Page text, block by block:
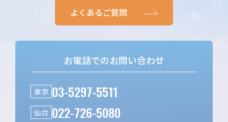
よくあるご質問
お電話でのお問い合わせ
東京 03-5297-5511
仙台 022-726-5080